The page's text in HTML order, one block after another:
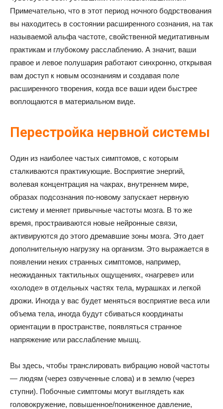
Примечательно, что в этот период ночного бодрствования
вы находитесь в состоянии расширенного сознания, на так
называемой альфа частоте, свойственной медитативным
практикам и глубокому расслаблению. А значит, ваши
правое и левое полушария работают синхронно, открывая
вам доступ к новым осознаниям и создавая поле
расширенного творения, когда все ваши идеи быстрее
воплощаются в материальном виде.
Перестройка нервной системы
Один из наиболее частых симптомов, с которым
сталкиваются практикующие. Восприятие энергий,
волевая концентрация на чакрах, внутреннем мире,
образах подсознания по-новому запускает нервную
систему и меняет привычные частоты мозга. В то же
время, простраиваются новые нейронные связи,
активируются до этого дремавшие зоны мозга. Это дает
дополнительную нагрузку на организм. Это выражается в
появлении неких странных симптомов, например,
неожиданных тактильных ощущениях, «нагреве» или
«холоде» в отдельных частях тела, мурашках и легкой
дрожи. Иногда у вас будет меняться восприятие веса или
объема тела, иногда будут сбиваться координаты
ориентации в пространстве, появляться странное
напряжение или расслабление мышц.
Вы здесь, чтобы транслировать вибрацию новой частоты
— людям (через озвученные слова) и в землю (через
ступни). Побочные симптомы могут выглядеть как
головокружение, повышенное/пониженное давление,